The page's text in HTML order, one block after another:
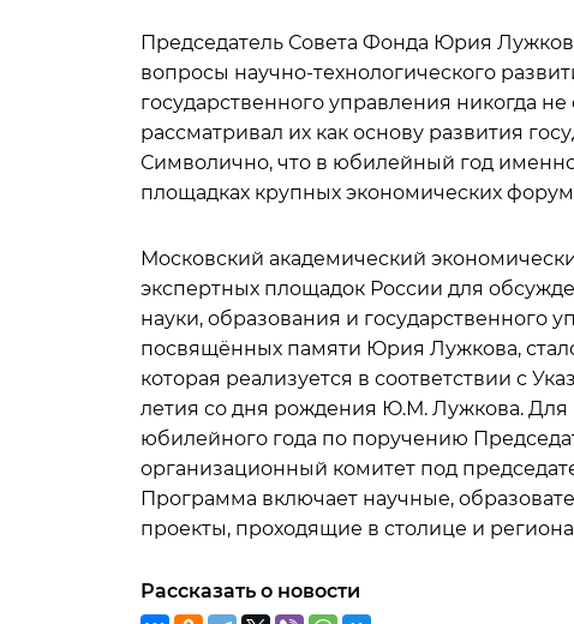
Председатель Совета Фонда Юрия
вопросы научно-технологического
государственного управления никогда
рассматривал их как основу развития
Символично, что в юбилейный год
площадках крупных экономических
Московский академический
экспертных площадок России для
науки, образования и государственного
посвящённых памяти Юрия Лужкова,
которая реализуется в соответствии с
летия со дня рождения Ю.М. Лужкова.
юбилейного года по поручению
организационный комитет под
Программа включает научные,
проекты, проходящие в столице и
Рассказать о новости